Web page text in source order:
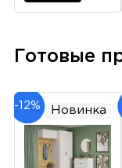
Готовые
-12% Новинка